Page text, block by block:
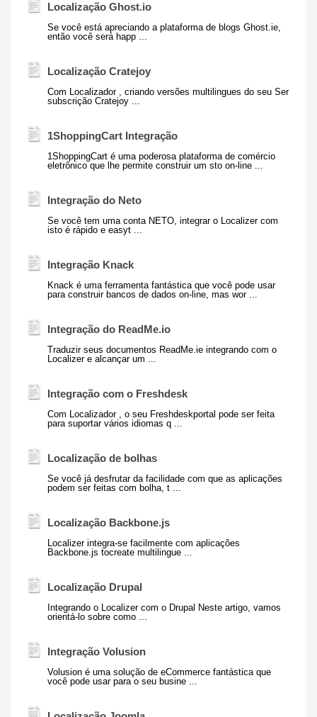
Localização Ghost.io
Se você está apreciando a plataforma de blogs Ghost.ie,
então você será happ ...
Localização Cratejoy
Com Localizador, criando versões multilingues do seu Ser
subscrição Cratejoy ...
1ShoppingCart Integração
1ShoppingCart é uma poderosa plataforma de comércio
eletrônico que lhe permite construir um sto on-line ...
Integração do Neto
Se você tem uma conta NETO, integrar o Localizer com
isto é rápido e easyt ...
Integração Knack
Knack é uma ferramenta fantástica que você pode usar
para construir bancos de dados on-line, mas wor ...
Integração do ReadMe.io
Traduzir seus documentos ReadMe.ie integrando com o
Localizer e alcançar um ...
Integração com o Freshdesk
Com Localizador, o seu Freshdeskportal pode ser feita
para suportar vários idiomas q ...
Localização de bolhas
Se você já desfrutar da facilidade com que as aplicações
podem ser feitas com bolha, t ...
Localização Backbone.js
Localizer integra-se facilmente com aplicações
Backbone.js tocreate multilingue ...
Localização Drupal
Integrando o Localizer com o Drupal Neste artigo, vamos
orientá-lo sobre como ...
Integração Volusion
Volusion é uma solução de eCommerce fantástica que
você pode usar para o seu busine ...